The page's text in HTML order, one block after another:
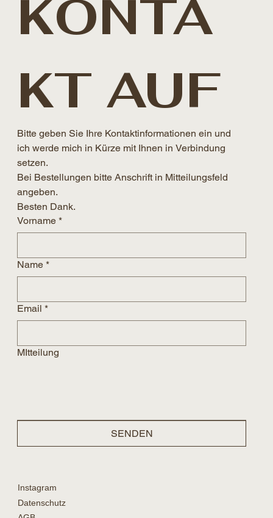
Instagram
Datenschutz
KONTA
KT AUF
Bitte geben Sie Ihre Kontaktinformationen ein und
ich werde mich in Kürze mit Ihnen in Verbindung
Bei Bestellungen bitte Anschrift in Mitteilungsfeld
angeben.
Besten Dank.
Vorname *
Name *
Email *
MItteilung
SENDEN